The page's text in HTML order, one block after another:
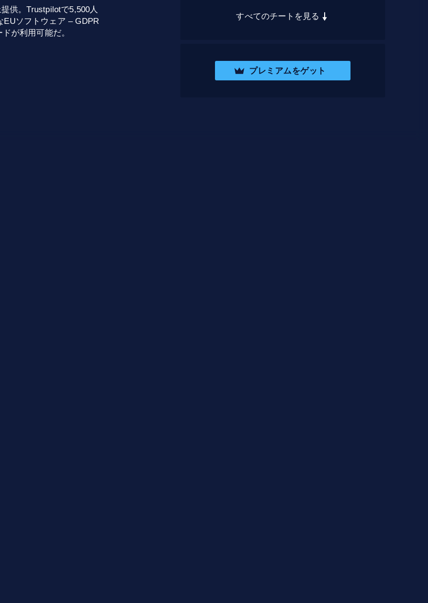
供。Trustpilotで5,500人
EUソフトウェア – GDPR
が利用可能だ。
すべてのチートを見る
プレミアムをゲット